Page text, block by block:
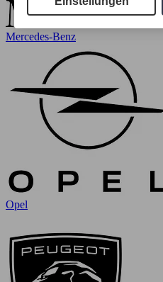
Mercedes-Benz
Opel